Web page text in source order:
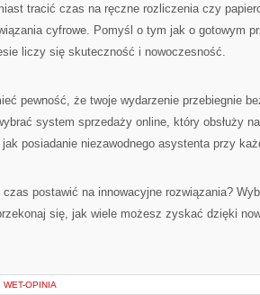
tracić czas na ręczne rozliczenia czy
cyfrowe. Pomyśl o tym jak o gotowym
liczy się skuteczność i nowoczesność.
pewność, że twoje wydarzenie przebiegnie
system sprzedaży online, który obsłuży
posiadanie niezawodnego asystenta przy
postawić na innowacyjne rozwiązania?
się, jak wiele możesz zyskać dzięki
WET-OPINIA